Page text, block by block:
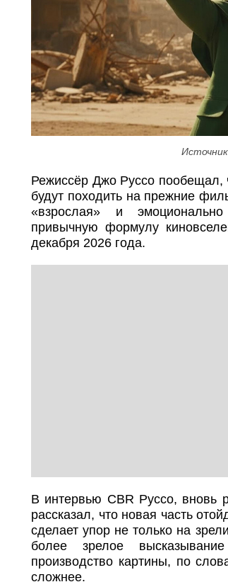
Режиссёр Джо Руссо пообещал,
будут походить на прежние
«взрослая» и
привычную формулу
декабря 2026 года.
В интервью CBR Руссо, вновь
рассказал, что новая часть
сделает упор не только на
более зрелое
производство картины, по
сложнее.